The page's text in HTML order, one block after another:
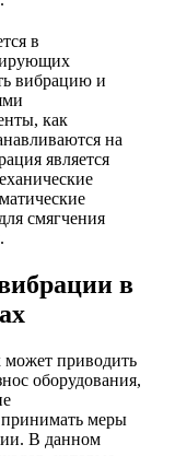
в
вибрацию и
как
на
является
смягчения
в
может приводить
оборудования,
меры
В данном